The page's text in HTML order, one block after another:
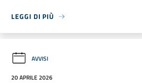
LEGGI DI PIÙ
AVVISI
20 APRILE 2026